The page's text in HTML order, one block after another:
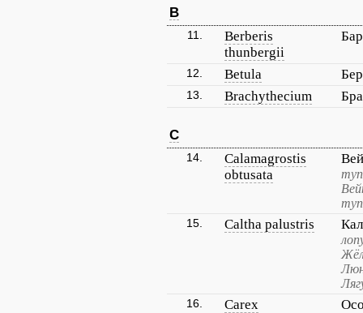
B
11.
Berberis
thunbergii
12. Betula
13. Brachythecium
C
14.
Calamagrostis
obtusata
15. Caltha palustris
16. Carex